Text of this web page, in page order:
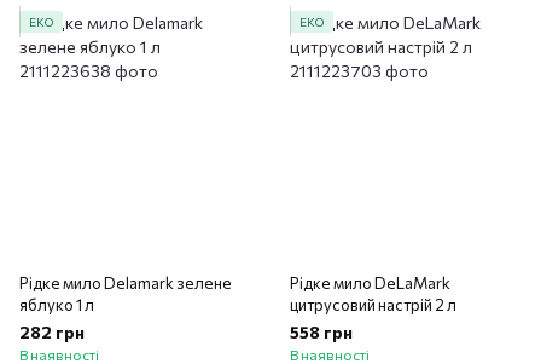
ЕКО
Рідке мило Delamark зелене
яблуко 1 л
282 грн
В наявності
ЕКО
Рідке мило DeLaMark
цитрусовий настрій 2 л
558 грн
В наявності